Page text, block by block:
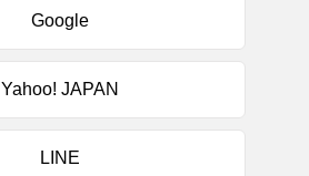
Google
Yahoo! JAPAN
LINE